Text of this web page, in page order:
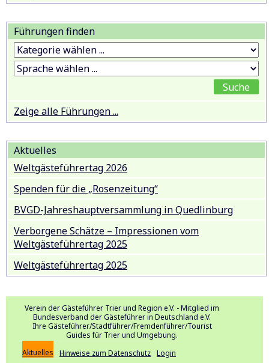
Führungen finden
Zeige alle Führungen ...
Aktuelles
Weltgästeführertag 2026
Spenden für die „Rosenzeitung“
BVGD-Jahreshauptversammlung in Quedlinburg
Verborgene Schätze – Impressionen vom
Weltgästeführertag 2025
Weltgästeführertag 2025
Verein der Gästeführer Trier und Region e.V. - Mitglied im
Bundesverband der Gästeführer in Deutschland e.V.
Ihre Gästeführer/Stadtführer/Fremdenführer/Tourist
Guides für Trier und Umgebung.
Aktuelles
Hinweise zum Datenschutz Login